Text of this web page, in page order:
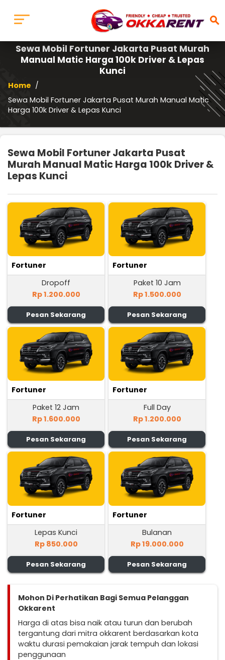
search
Sewa Mobil Fortuner Jakarta Pusat Murah
Manual Matic Harga 100k Driver & Lepas
Kunci
Home /
Sewa Mobil Fortuner Jakarta Pusat Murah Manual Matic
Harga 100k Driver & Lepas Kunci
Sewa Mobil Fortuner Jakarta Pusat
Murah Manual Matic Harga 100k Driver &
Lepas Kunci
Fortuner
Dropoff
Rp 1.200.000
Pesan Sekarang
Fortuner
Paket 10 Jam
Rp 1.500.000
Pesan Sekarang
Fortuner
Paket 12 Jam
Rp 1.600.000
Pesan Sekarang
Fortuner
Full Day
Rp 1.200.000
Pesan Sekarang
Fortuner
Lepas Kunci
Rp 850.000
Pesan Sekarang
Fortuner
Bulanan
Rp 19.000.000
Pesan Sekarang
Mohon Di Perhatikan Bagi Semua Pelanggan
Okkarent
Harga di atas bisa naik atau turun dan berubah
tergantung dari mitra okkarent berdasarkan kota
waktu durasi pemakaian jarak tempuh dan lokasi
penggunaan